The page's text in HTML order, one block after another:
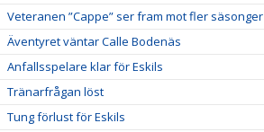
Veteranen ”Cappe” ser fram mot fler säsonger
Äventyret väntar Calle Bodenäs
Anfallsspelare klar för Eskils
Tränarfrågan löst
Tung förlust för Eskils